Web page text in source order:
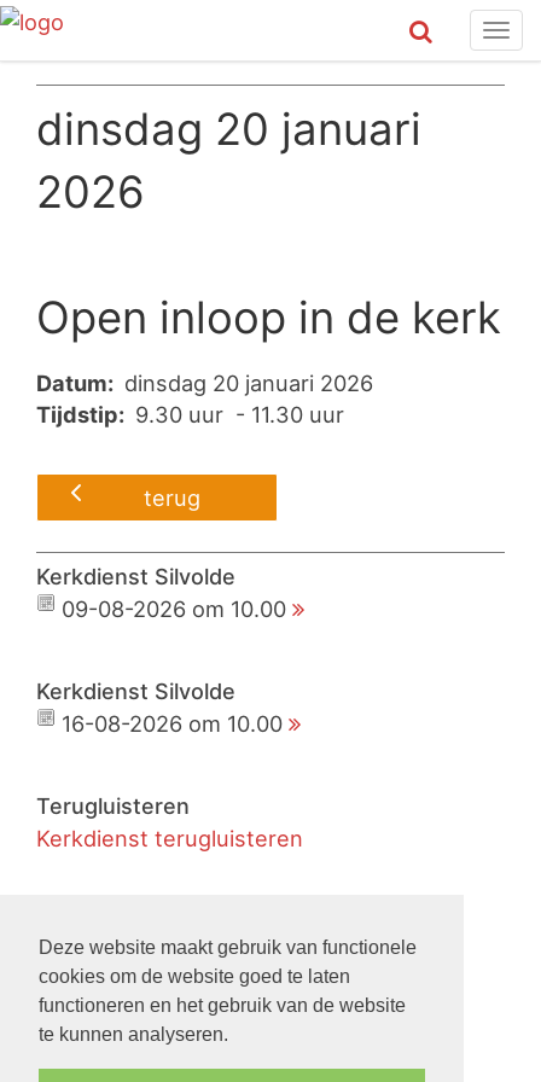
Deze website maakt gebruik van functionele
cookies om de website goed te laten
functioneren en het gebruik van de website
te kunnen analyseren.
dinsdag 20 januari
2026
Open inloop in de kerk
Datum: dinsdag 20 januari 2026
Tijdstip: 9.30 uur - 11.30 uur
terug
Kerkdienst Silvolde
09-08-2026 om 10.00
Kerkdienst Silvolde
16-08-2026 om 10.00
Terugluisteren
Kerkdienst terugluisteren
Kerkdienst live meekijken
Nieuws